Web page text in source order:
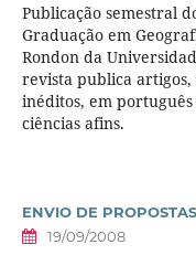
Publicação semestral
Graduação em
Rondon da
revista publica artigos,
inéditos, em
ciências afins.
ENVIO DE
19/09/2008